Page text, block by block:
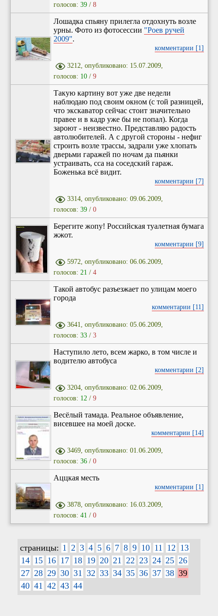
голосов: 39/ 8
Лошадка спьяну прилегла отдохнуть возле
урны. Фото из фотосессии "Роев ручей
2009".
комментарии [1]
3212, опубликовано: 15.07.2009,
голосов: 10/ 9
Такую картину вот уже две недели
наблюдаю под своим окном (с той разницей,
что экскаватор сейчас стоит значительно
правее и в кадр уже бы не попал). Когда
зароют - неизвестно. Представляю радость
автолюбителей. А с другой стороны - нефиг
строить возле трассы, задрали уже хлопать
дверьми гаражей по ночам да пьянки
устраивать, сса на соседский гараж.
Боженька всё видит.
комментарии [7]
3314, опубликовано: 09.06.2009,
голосов: 39/ 0
Берегите жопу! Российская туалетная бумага
жжот.
комментарии [9]
5972, опубликовано: 06.06.2009,
голосов: 21 / 4
Такой автобус разъезжает по улицам моего
города
комментарии [11]
3641, опубликовано: 05.06.2009,
голосов: 33/ 3
Наступило лето, всем жарко, в том числе и
водителю автобуса
комментарии [2]
3204, опубликовано: 02.06.2009,
голосов: 12 / 9
Весёлый тамада. Реальное объявление,
висевшее на моей доске.
комментарии [14]
3469, опубликовано: 01.06.2009,
голосов: 36/ 0
Аццкая месть
комментарии [1]
3878, опубликовано: 16.03.2009,
голосов: 41 / 0
страницы: 1 2 3 4 5 6 7 8 9 10 11 12 13
14 15 16 17 18 19 20 21 22 23 24 25 26
27 28 29 30 31 32 33 34 35 36 37 38 39
40 41 42 43 44